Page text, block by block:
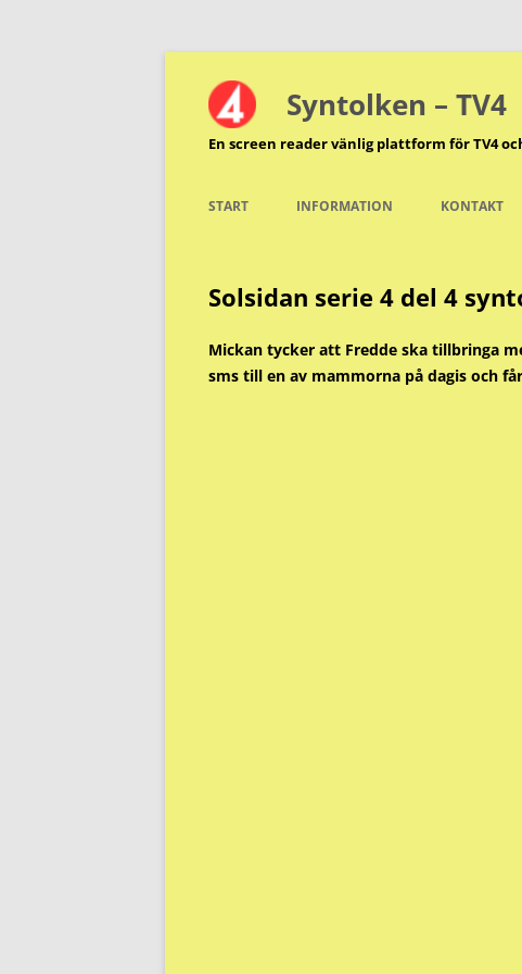
Hoppa
innehåll Syntolken – TV4
En screen reader vänlig plattform för TV4
START INFORMATION KONTAKT
Solsidan serie 4 del 4
Mickan tycker att Fredde ska tillbringa
sms till en av mammorna på dagis och